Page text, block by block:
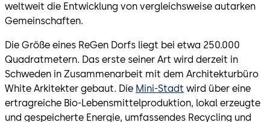
weltweit die Entwicklung von vergleichsweise autarken
Gemeinschaften.
Die Größe eines ReGen Dorfs liegt bei etwa 250.000
Quadratmetern. Das erste seiner Art wird derzeit in
Schweden in Zusammenarbeit mit dem Architekturbüro
White Arkitekter gebaut. Die Mini-Stadt wird über eine
ertragreiche Bio-Lebensmittelproduktion, lokal erzeugte
und gespeicherte Energie, umfassendes Recycling und